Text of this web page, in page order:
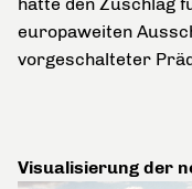
europaweiten
vorgeschalteter
Visualisierung der